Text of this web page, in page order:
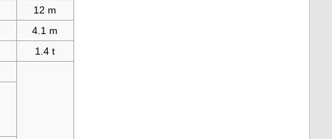
12 m
4.1 m
1.4 t